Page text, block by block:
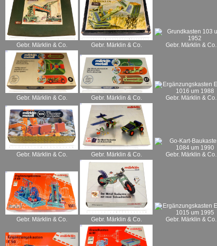
Gebr. Märklin & Co. Gebr. Märklin & Co. Gebr. Märklin & Co.
Gebr. Märklin & Co. Gebr. Märklin & Co. Gebr. Märklin & Co.
Gebr. Märklin & Co. Gebr. Märklin & Co. Gebr. Märklin & Co.
Gebr. Märklin & Co. Gebr. Märklin & Co. Gebr. Märklin & Co.